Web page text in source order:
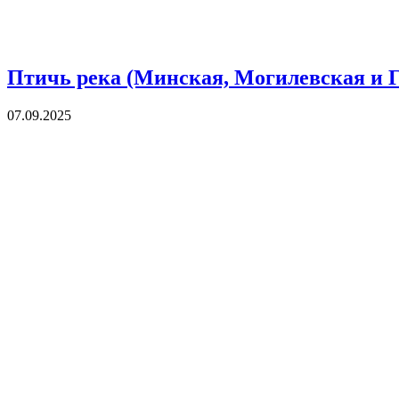
Птичь река (Минская, Могилевская и
07.09.2025